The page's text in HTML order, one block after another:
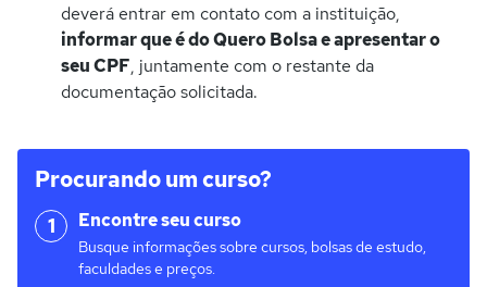
deverá entrar em contato com a instituição,
informar que é do Quero Bolsa e apresentar o
seu CPF, juntamente com o restante da
documentação solicitada.
Procurando um curso?
Encontre seu curso
1
Busque informações sobre cursos, bolsas de estudo,
faculdades e preços.